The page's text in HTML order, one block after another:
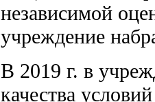
независимой
учреждение
В 2019 г. в
качества